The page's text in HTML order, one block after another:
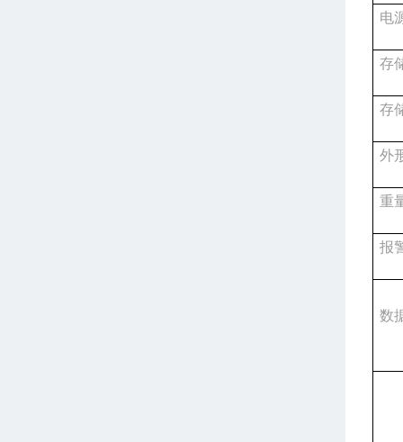
电
存
存
外
重
报
数